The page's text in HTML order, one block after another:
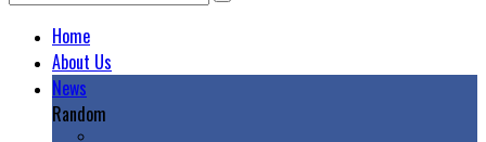
Home
About Us
News
Random